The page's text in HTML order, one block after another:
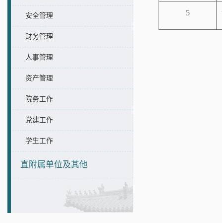
安全管理
财务管理
人事管理
资产管理
院务工作
党建工作
学生工作
直附属单位及其他
5